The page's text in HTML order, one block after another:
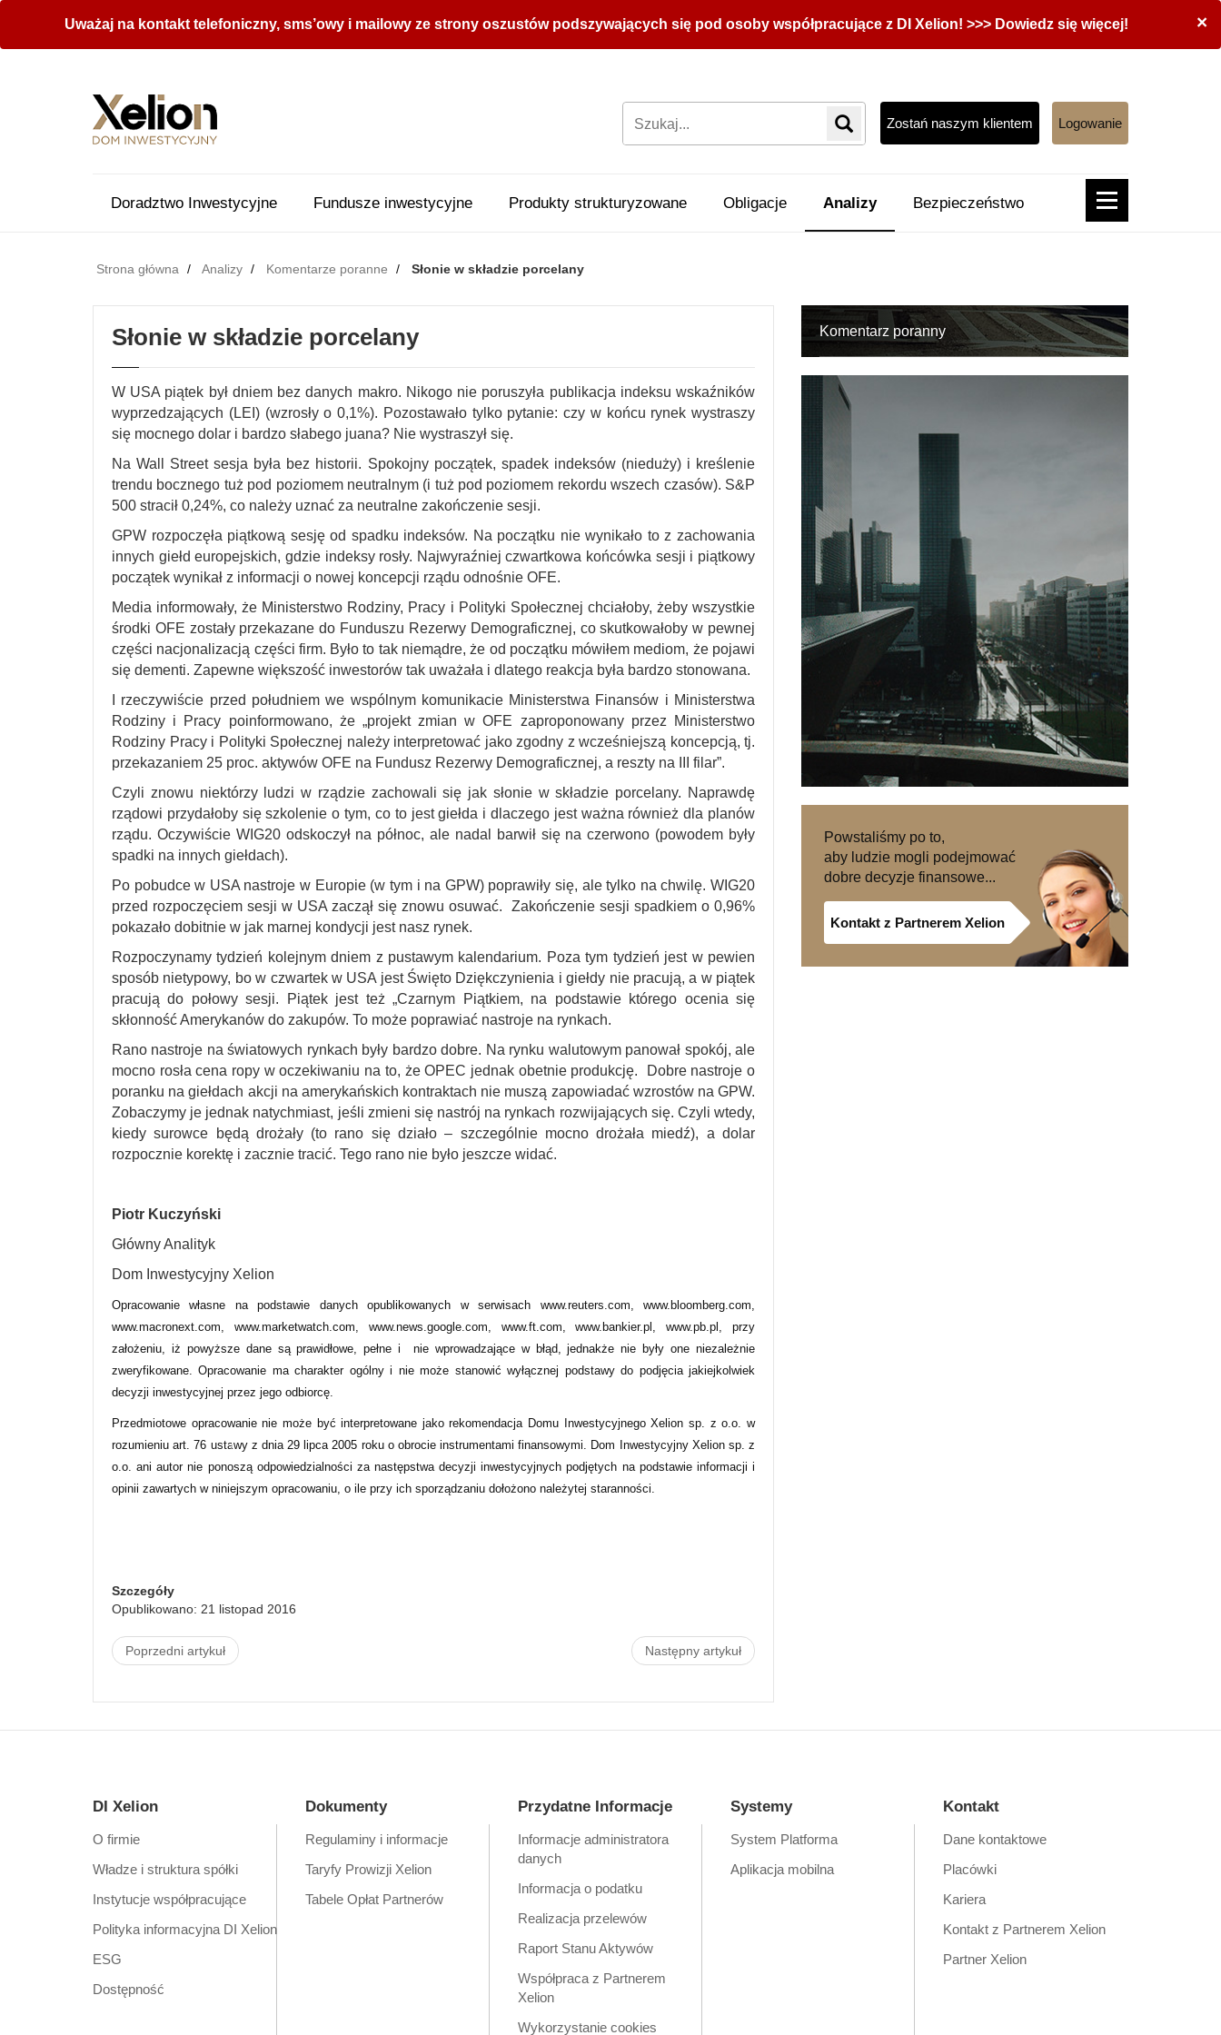
×
Uważaj na kontakt telefoniczny, sms’owy i mailowy ze strony oszustów podszywających się pod osoby współpracujące z DI Xelion! >>> Dowiedz się więcej!
Zostań naszym klientem Logowanie
Doradztwo Inwestycyjne Fundusze inwestycyjne Produkty strukturyzowane Obligacje Analizy Bezpieczeństwo
Strona główna Analizy Komentarze poranne Słonie w składzie porcelany
Słonie w składzie porcelany
W USA piątek był dniem bez danych makro. Nikogo nie poruszyła publikacja indeksu wskaźników
wyprzedzających (LEI) (wzrosły o 0,1%). Pozostawało tylko pytanie: czy w końcu rynek wystraszy
się mocnego dolar i bardzo słabego juana? Nie wystraszył się.
Na Wall Street sesja była bez historii. Spokojny początek, spadek indeksów (nieduży) i kreślenie
trendu bocznego tuż pod poziomem neutralnym (i tuż pod poziomem rekordu wszech czasów). S&P
500 stracił 0,24%, co należy uznać za neutralne zakończenie sesji.
GPW rozpoczęła piątkową sesję od spadku indeksów. Na początku nie wynikało to z zachowania
innych giełd europejskich, gdzie indeksy rosły. Najwyraźniej czwartkowa końcówka sesji i piątkowy
początek wynikał z informacji o nowej koncepcji rządu odnośnie OFE.
Media informowały, że Ministerstwo Rodziny, Pracy i Polityki Społecznej chciałoby, żeby wszystkie
środki OFE zostały przekazane do Funduszu Rezerwy Demograficznej, co skutkowałoby w pewnej
części nacjonalizacją części firm. Było to tak niemądre, że od początku mówiłem mediom, że pojawi
się dementi. Zapewne większość inwestorów tak uważała i dlatego reakcja była bardzo stonowana.
I rzeczywiście przed południem we wspólnym komunikacie Ministerstwa Finansów i Ministerstwa
Rodziny i Pracy poinformowano, że „projekt zmian w OFE zaproponowany przez Ministerstwo
Rodziny Pracy i Polityki Społecznej należy interpretować jako zgodny z wcześniejszą koncepcją, tj.
przekazaniem 25 proc. aktywów OFE na Fundusz Rezerwy Demograficznej, a reszty na III filar”.
Czyli znowu niektórzy ludzi w rządzie zachowali się jak słonie w składzie porcelany. Naprawdę
rządowi przydałoby się szkolenie o tym, co to jest giełda i dlaczego jest ważna również dla planów
rządu. Oczywiście WIG20 odskoczył na północ, ale nadal barwił się na czerwono (powodem były
spadki na innych giełdach).
Po pobudce w USA nastroje w Europie (w tym i na GPW) poprawiły się, ale tylko na chwilę. WIG20
przed rozpoczęciem sesji w USA zaczął się znowu osuwać. Zakończenie sesji spadkiem o 0,96%
pokazało dobitnie w jak marnej kondycji jest nasz rynek.
Rozpoczynamy tydzień kolejnym dniem z pustawym kalendarium. Poza tym tydzień jest w pewien
sposób nietypowy, bo w czwartek w USA jest Święto Dziękczynienia i giełdy nie pracują, a w piątek
pracują do połowy sesji. Piątek jest też „Czarnym Piątkiem, na podstawie którego ocenia się
skłonność Amerykanów do zakupów. To może poprawiać nastroje na rynkach.
Rano nastroje na światowych rynkach były bardzo dobre. Na rynku walutowym panował spokój, ale
mocno rosła cena ropy w oczekiwaniu na to, że OPEC jednak obetnie produkcję. Dobre nastroje o
poranku na giełdach akcji na amerykańskich kontraktach nie muszą zapowiadać wzrostów na GPW.
Zobaczymy je jednak natychmiast, jeśli zmieni się nastrój na rynkach rozwijających się. Czyli wtedy,
kiedy surowce będą drożały (to rano się działo – szczególnie mocno drożała miedź), a dolar
rozpocznie korektę i zacznie tracić. Tego rano nie było jeszcze widać.
Piotr Kuczyński
Główny Analityk
Dom Inwestycyjny Xelion
Opracowanie własne na podstawie danych opublikowanych w serwisach www.reuters.com, www.bloomberg.com,
www.macronext.com, www.marketwatch.com, www.news.google.com, www.ft.com, www.bankier.pl, www.pb.pl, przy
założeniu, iż powyższe dane są prawidłowe, pełne i nie wprowadzające w błąd, jednakże nie były one niezależnie
zweryfikowane. Opracowanie ma charakter ogólny i nie może stanowić wyłącznej podstawy do podjęcia jakiejkolwiek
decyzji inwestycyjnej przez jego odbiorcę.
Przedmiotowe opracowanie nie może być interpretowane jako rekomendacja Domu Inwestycyjnego Xelion sp. z o.o. w
rozumieniu art. 76 ustawy z dnia 29 lipca 2005 roku o obrocie instrumentami finansowymi. Dom Inwestycyjny Xelion sp. z
o.o. ani autor nie ponoszą odpowiedzialności za następstwa decyzji inwestycyjnych podjętych na podstawie informacji i
opinii zawartych w niniejszym opracowaniu, o ile przy ich sporządzaniu dołożono należytej staranności.
Szczegóły
Opublikowano: 21 listopad 2016
Poprzedni artykuł Następny artykuł
Komentarz poranny
Powstaliśmy po to,
aby ludzie mogli podejmować
dobre decyzje finansowe...
Kontakt z Partnerem Xelion
DI Xelion
O firmie
Władze i struktura spółki
Instytucje współpracujące
Polityka informacyjna DI Xelion
ESG
Dostępność
Dokumenty
Regulaminy i informacje
Taryfy Prowizji Xelion
Tabele Opłat Partnerów
Przydatne Informacje
Informacje administratora
danych
Informacja o podatku
Realizacja przelewów
Raport Stanu Aktywów
Współpraca z Partnerem
Xelion
Wykorzystanie cookies
Systemy
System Platforma
Aplikacja mobilna
Kontakt
Dane kontaktowe
Placówki
Kariera
Kontakt z Partnerem Xelion
Partner Xelion